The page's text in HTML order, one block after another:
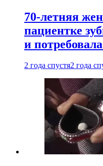
70-летняя
пациентке
и
2 года спустя2 года